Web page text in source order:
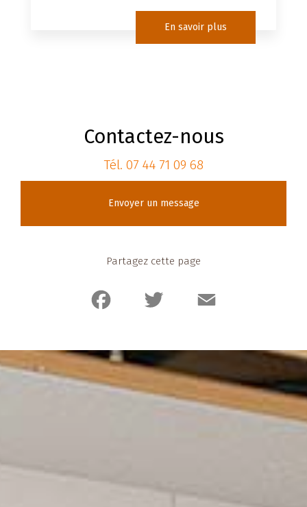
En savoir plus
Contactez-nous
Tél. 07 44 71 09 68
Envoyer un message
Partagez cette page